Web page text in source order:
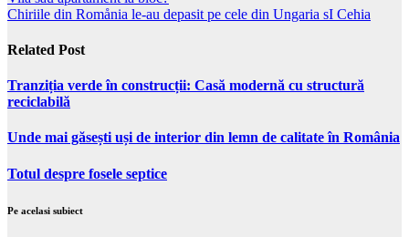
Chiriile din Romånia le-au depasit pe cele din Ungaria sI Cehia
Related Post
Tranziția verde în construcții: Casă modernă cu structură
reciclabilă
Unde mai găsești uși de interior din lemn de calitate în România
Totul despre fosele septice
Pe acelasi subiect